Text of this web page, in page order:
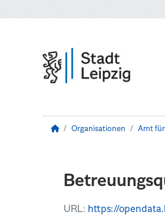
Organisationen Amt
URL: https://